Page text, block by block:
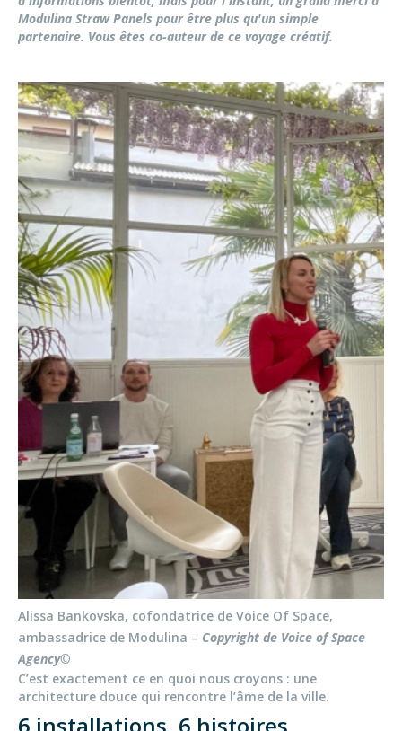
Modulina Straw Panels pour être plus qu'un simple
partenaire. Vous êtes co-auteur de ce voyage créatif.
Alissa Bankovska, cofondatrice de Voice Of Space,
ambassadrice de Modulina – Copyright de Voice of Space
Agency©
C’est exactement ce en quoi nous croyons : une
architecture douce qui rencontre l’âme de la ville.